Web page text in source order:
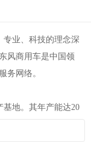
业、科技的理念深
风商用车是中国领
务网络。
地。其年产能达20